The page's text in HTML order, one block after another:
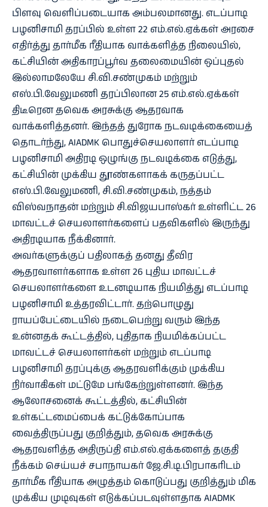
பிளவு வெளிப்படையாக அம்பலமானது. எடப்பாடி
பழனிசாமி தரப்பில் உள்ள 22 எம்.எல்.ஏக்கள் அரசை
எதிர்த்து தார்மீக ரீதியாக வாக்களித்த நிலையில்,
கட்சியின் அதிகாரப்பூர்வ தலைமையின் ஒப்புதல்
இல்லாமலேயே சி.வி.சண்முகம் மற்றும்
எஸ்.பி.வேலுமணி தரப்பிலான 25 எம்.எல்.ஏக்கள்
திடீரென தவெக அரசுக்கு ஆதரவாக
வாக்களித்தனர். இந்தத் துரோக நடவடிக்கையைத்
தொடர்ந்து, AIADMK பொதுச்செயலாளர் எடப்பாடி
பழனிசாமி அதிரடி ஒழுங்கு நடவடிக்கை எடுத்து,
கட்சியின் முக்கிய தூண்களாகக் கருதப்பட்ட
எஸ்.பி.வேலுமணி, சி.வி.சண்முகம், நத்தம்
விஸ்வநாதன் மற்றும் சி.விஜயபாஸ்கர் உள்ளிட்ட 26
மாவட்டச் செயலாளர்களைப் பதவிகளில் இருந்து
அதிரடியாக நீக்கினார்.
அவர்களுக்குப் பதிலாகத் தனது தீவிர
ஆதரவாளர்களாக உள்ள 26 புதிய மாவட்டச்
செயலாளர்களை உடனடியாக நியமித்து எடப்பாடி
பழனிசாமி உத்தரவிட்டார். தற்பொழுது
ராயப்பேட்டையில் நடைபெற்று வரும் இந்த
உன்னதக் கூட்டத்தில், புதிதாக நியமிக்கப்பட்ட
மாவட்டச் செயலாளர்கள் மற்றும் எடப்பாடி
பழனிசாமி தரப்புக்கு ஆதரவளிக்கும் முக்கிய
நிர்வாகிகள் மட்டுமே பங்கேற்றுள்ளனர். இந்த
ஆலோசனைக் கூட்டத்தில், கட்சியின்
உள்கட்டமைப்பைக் கட்டுக்கோப்பாக
வைத்திருப்பது குறித்தும், தவெக அரசுக்கு
ஆதரவளித்த அதிருப்தி எம்.எல்.ஏக்களைத் தகுதி
நீக்கம் செய்யச் சபாநாயகர் ஜே.சி.டி.பிரபாகரிடம்
தார்மீக ரீதியாக அழுத்தம் கொடுப்பது குறித்தும் மிக
முக்கிய முடிவுகள் எடுக்கப்படவுள்ளதாக AIADMK